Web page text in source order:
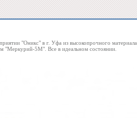
"Оникс" в г. Уфа из высокопрочного
"Меркурий-5М". Все в идеальном состоянии.